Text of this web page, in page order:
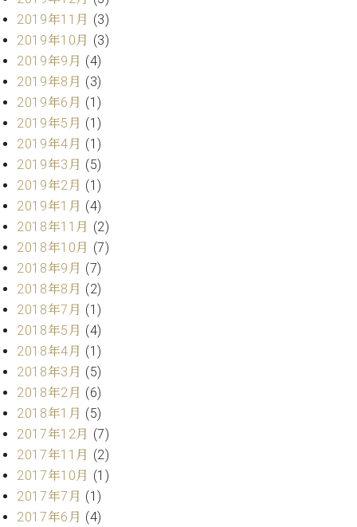
W.
ホ
フ
マ
ン
プ
ロ
フ
ェ
ッ
シ
ョ
ナ
ル
W.
ホ
フ
マ
ン
ト
ラ
デ
ィ
シ
ョ
ン
内
(PDF)
問
い
合
わ
せ
本
社
：
八
王
・
技
術
営
業
セ
ン
タ
ー
タ
ッ
フ
2019年11月 (3)
2019年10月 (3)
2019年9月 (4)
2019年8月 (3)
2019年6月 (1)
2019年5月 (1)
2019年4月 (1)
2019年3月 (5)
2019年2月 (1)
2019年1月 (4)
2018年11月 (2)
2018年10月 (7)
2018年9月 (7)
2018年8月 (2)
2018年7月 (1)
2018年5月 (4)
2018年4月 (1)
2018年3月 (5)
2018年2月 (6)
2018年1月 (5)
2017年12月 (7)
2017年11月 (2)
2017年10月 (1)
2017年7月 (1)
2017年6月 (4)